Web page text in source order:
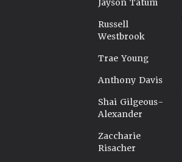
Jayson Tatum
Russell
Westbrook
Trae Young
Anthony Davis
Shai Gilgeous-
Alexander
Zaccharie
Risacher